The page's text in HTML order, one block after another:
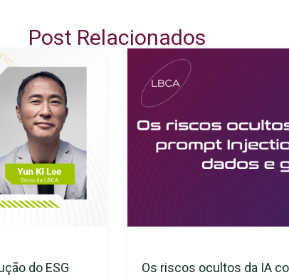
Post Relacionados
do ESG
Os riscos ocultos da IA